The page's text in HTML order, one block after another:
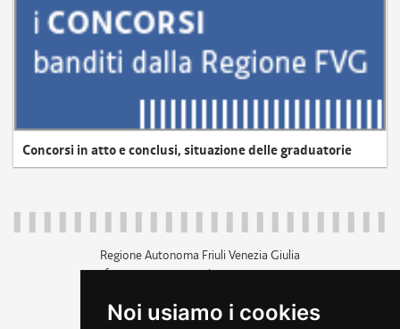
Noi usiamo i cookies
Concorsi in atto e conclusi, situazione delle graduatorie
Regione Autonoma Friuli Venezia Giulia
c.f. 80014930327; p.iva 00526040324
+39 040 3771111